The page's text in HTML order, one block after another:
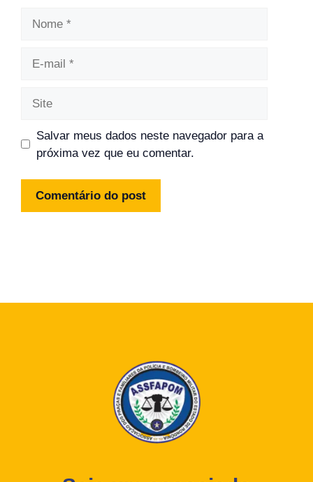
Salvar meus dados neste navegador para a
próxima vez que eu comentar.